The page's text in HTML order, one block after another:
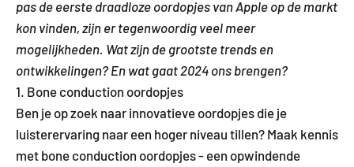
pas de eerste draadloze oordopjes van Apple op de markt
kon vinden, zijn er tegenwoordig veel meer
mogelijkheden. Wat zijn de grootste trends en
ontwikkelingen? En wat gaat 2024 ons brengen?
1. Bone conduction oordopjes
Ben je op zoek naar innovatieve oordopjes die je
luisterervaring naar een hoger niveau tillen? Maak kennis
met bone conduction oordopjes - een opwindende